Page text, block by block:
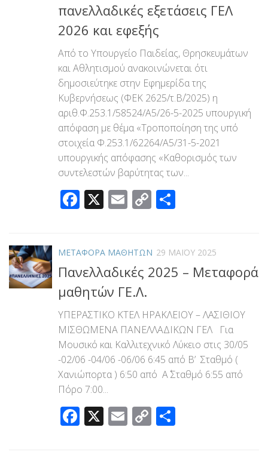
πανελλαδικές εξετάσεις ΓΕΛ
2026 και εφεξής
Από το Υπουργείο Παιδείας, Θρησκευμάτων
και Αθλητισμού ανακοινώνεται ότι
δημοσιεύτηκε στην Εφημερίδα της
Κυβερνήσεως (ΦΕΚ 2625/τ.Β΄/2025) η
αριθ.Φ.253.1/58524/Α5/26-5-2025 υπουργική
απόφαση με θέμα «Τροποποίηση της υπό
στοιχεία Φ.253.1/62264/Α5/31-5-2021
υπουργικής απόφασης «Καθορισμός των
συντελεστών βαρύτητας των...
Facebook
X Email
Copy
Link
ΜΕΤΑΦΟΡΑ ΜΑΘΗΤΩΝ 29 ΜΑΪ́ΟΥ 2025
Πανελλαδικές 2025 – Μεταφορά
μαθητών ΓΕ.Λ.
ΥΠΕΡΑΣΤΙΚΟ ΚΤΕΛ ΗΡΑΚΛΕΙΟΥ – ΛΑΣΙΘΙΟΥ
ΜΙΣΘΩΜΕΝΑ ΠΑΝΕΛΛΑΔΙΚΩΝ ΓΕΛ Για
Μουσικό και Καλλιτεχνικό Λύκειο στις 30/05
-02/06 -04/06 -06/06 6:45 από Β’ Σταθμό (
Χανιώπορτα ) 6:50 από Α΄ Σταθμό 6:55 από
Πόρο 7:00...
Facebook
X Email
Copy